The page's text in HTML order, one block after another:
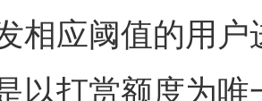
相应阈值的用
以打赏额度为